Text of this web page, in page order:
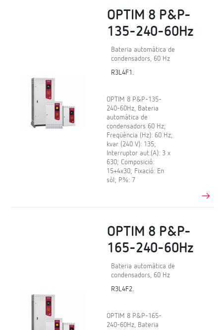
OPTIM 8 P&P-
135-240-60Hz
Bateria automàtica de
condensadors, 60 Hz
R3L4F1.
OPTIM 8 P&P-135-
240-60Hz, Bateria
automàtica de
condensadors 60 Hz;
Freqüència (Hz): 60 Hz;
kvar (240 V): 135;
Interruptor aut.(A): 3 x
630; Composició:
15+4x30; Fixació: En
sòl; P%: 7
OPTIM 8 P&P-
165-240-60Hz
Bateria automàtica de
condensadors, 60 Hz
R3L4F2.
OPTIM 8 P&P-165-
240-60Hz, Bateria